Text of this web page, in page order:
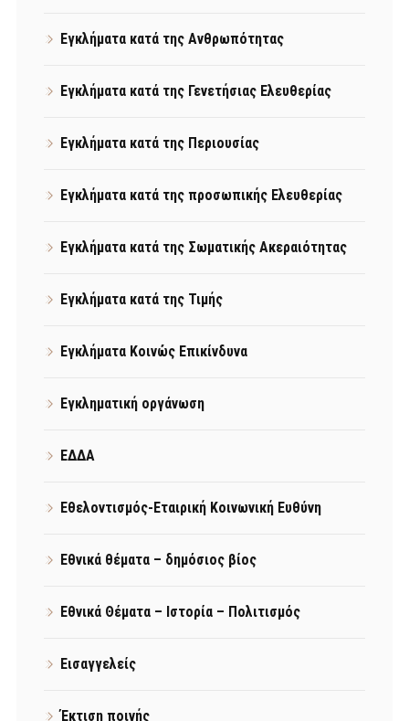
Εγκλήματα κατά της Ανθρωπότητας
Εγκλήματα κατά της Γενετήσιας Ελευθερίας
Εγκλήματα κατά της Περιουσίας
Εγκλήματα κατά της προσωπικής Ελευθερίας
Εγκλήματα κατά της Σωματικής Ακεραιότητας
Εγκλήματα κατά της Τιμής
Εγκλήματα Κοινώς Επικίνδυνα
Εγκληματική οργάνωση
ΕΔΔΑ
Εθελοντισμός-Εταιρική Κοινωνική Ευθύνη
Εθνικά θέματα – δημόσιος βίος
Εθνικά Θέματα – Ιστορία – Πολιτισμός
Εισαγγελείς
Έκτιση ποινής